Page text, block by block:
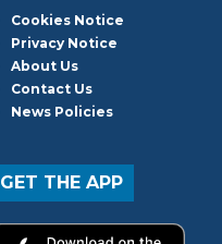
Cookies Notice
Privacy Notice
About Us
Contact Us
News Policies
GET THE APP